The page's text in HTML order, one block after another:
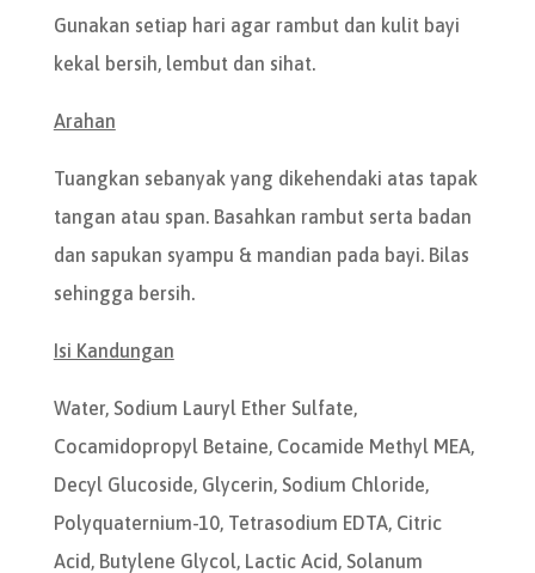
Gunakan setiap hari agar rambut dan kulit bayi
kekal bersih, lembut dan sihat.
Arahan
Tuangkan sebanyak yang dikehendaki atas tapak
tangan atau span. Basahkan rambut serta badan
dan sapukan syampu & mandian pada bayi. Bilas
sehingga bersih.
Isi Kandungan
Water, Sodium Lauryl Ether Sulfate,
Cocamidopropyl Betaine, Cocamide Methyl MEA,
Decyl Glucoside, Glycerin, Sodium Chloride,
Polyquaternium-10, Tetrasodium EDTA, Citric
Acid, Butylene Glycol, Lactic Acid, Solanum